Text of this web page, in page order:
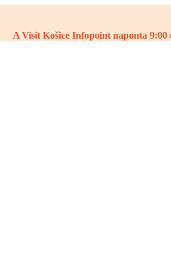
A Visit Košice Infopoint naponta